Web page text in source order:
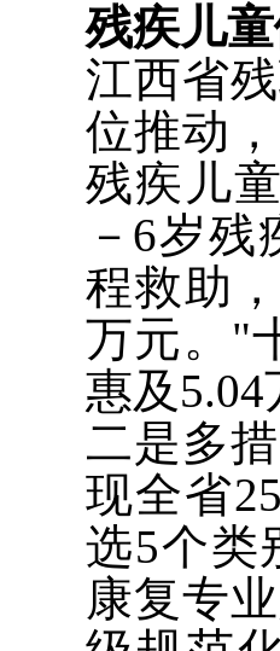
残疾儿
江西省
位推动
残疾儿
－6岁
程救助
万元。"
惠及
二是多
现全省
选5个类
康复专